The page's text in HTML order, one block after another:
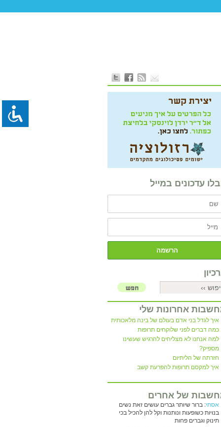
עדכונים במייל
אחרונות שלי
איך לגדל בני אדם בעולם של בינה מלאכותית
כמה דברים לפני שלוקחים תרופות
למה אנחנו לא מצליחים להרגיש שעשינו
מספיק?
חזרתה של הליתיום
איך למקסם תרופות להפרעת קשב
של אחרים
אסתי: ברור שיותר גברים עושים זאת נשים
בנויות כשופעות ונותנות וקל להן להכיל בכי
תינוק וגברים פחות